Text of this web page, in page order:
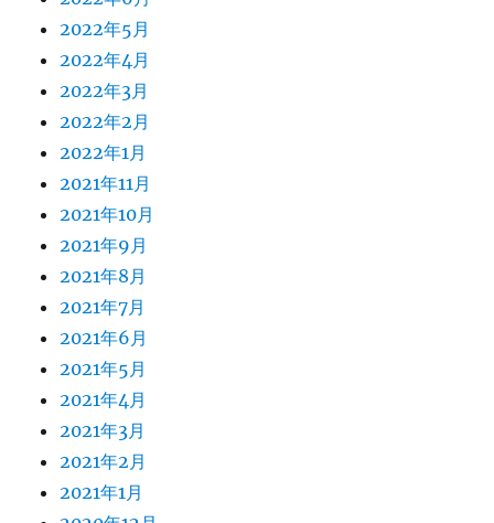
2022年5月
2022年4月
2022年3月
2022年2月
2022年1月
2021年11月
2021年10月
2021年9月
2021年8月
2021年7月
2021年6月
2021年5月
2021年4月
2021年3月
2021年2月
2021年1月